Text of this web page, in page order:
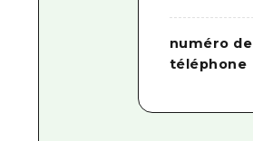
numéro de
téléphone